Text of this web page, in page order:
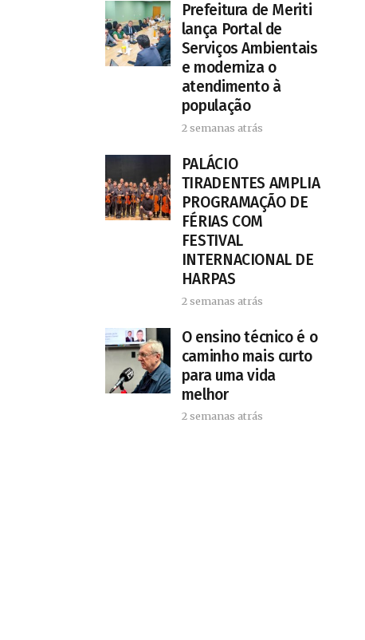
Prefeitura de Meriti
lança Portal de
Serviços Ambientais
e moderniza o
atendimento à
população
2 semanas atrás
PALÁCIO
TIRADENTES AMPLIA
PROGRAMAÇÃO DE
FÉRIAS COM
FESTIVAL
INTERNACIONAL DE
HARPAS
2 semanas atrás
O ensino técnico é o
caminho mais curto
para uma vida
melhor
2 semanas atrás